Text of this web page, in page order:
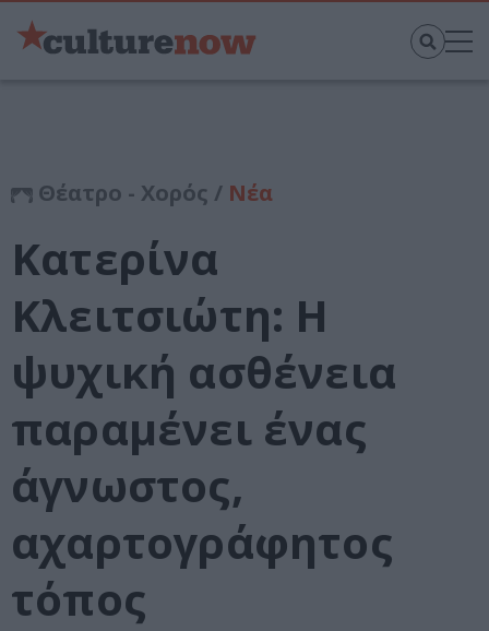
Θέατρο - Χορός / Νέα
Κατερίνα
Κλειτσιώτη: Η
ψυχική ασθένεια
παραμένει ένας
άγνωστος,
αχαρτογράφητος
τόπος